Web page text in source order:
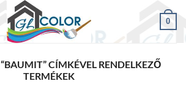
0
“BAUMIT” CÍMKÉVEL RENDELKEZŐ
TERMÉKEK